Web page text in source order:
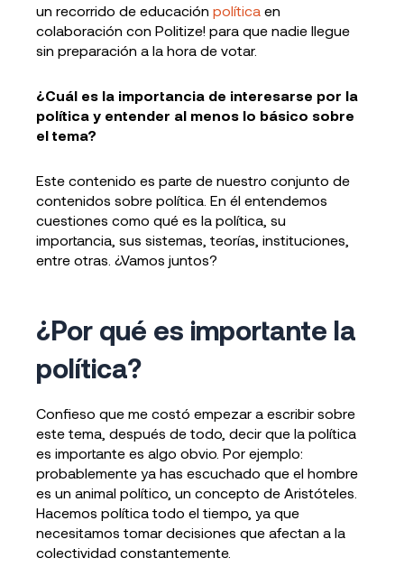
un recorrido de educación política en
colaboración con Politize! para que nadie llegue
sin preparación a la hora de votar.
¿Cuál es la importancia de interesarse por la
política y entender al menos lo básico sobre
el tema?
Este contenido es parte de nuestro conjunto de
contenidos sobre política. En él entendemos
cuestiones como qué es la política, su
importancia, sus sistemas, teorías, instituciones,
entre otras. ¿Vamos juntos?
¿Por qué es importante la
política?
Confieso que me costó empezar a escribir sobre
este tema, después de todo, decir que la política
es importante es algo obvio. Por ejemplo:
probablemente ya has escuchado que el hombre
es un animal político, un concepto de Aristóteles.
Hacemos política todo el tiempo, ya que
necesitamos tomar decisiones que afectan a la
colectividad constantemente.